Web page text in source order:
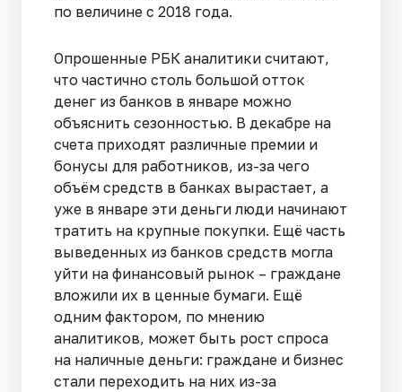
по величине с 2018 года.
Опрошенные РБК аналитики считают,
что частично столь большой отток
денег из банков в январе можно
объяснить сезонностью. В декабре на
счета приходят различные премии и
бонусы для работников, из-за чего
объём средств в банках вырастает, а
уже в январе эти деньги люди начинают
тратить на крупные покупки. Ещё часть
выведенных из банков средств могла
уйти на финансовый рынок – граждане
вложили их в ценные бумаги. Ещё
одним фактором, по мнению
аналитиков, может быть рост спроса
на наличные деньги: граждане и бизнес
стали переходить на них из-за